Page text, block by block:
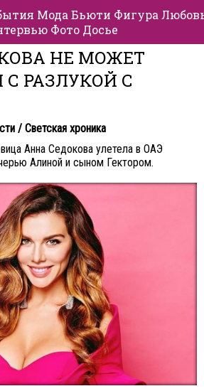
Мода Бьюти Фигура
Фото Досье
НЕ МОЖЕТ
РАЗЛУКОЙ С
/ Светская хроника
Анна Седокова улетела в ОАЭ
Алиной и сыном Гектором.